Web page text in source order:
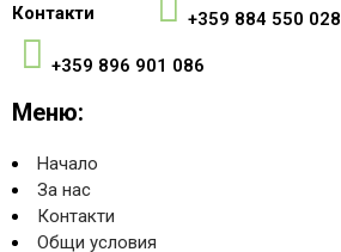
Контакти +359 884 550 028
+359 896 901 086
Меню:
Начало
За нас
Контакти
Общи условия